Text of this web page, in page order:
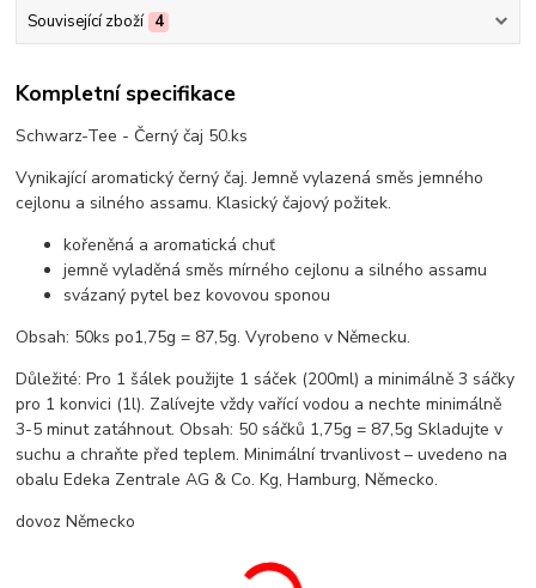
Související zboží 4
Kompletní specifikace
Schwarz-Tee - Černý čaj 50.ks
Vynikající aromatický černý čaj. Jemně vylazená směs jemného
cejlonu a silného assamu. Klasický čajový požitek.
kořeněná a aromatická chuť
jemně vyladěná směs mírného cejlonu a silného assamu
svázaný pytel bez kovovou sponou
Obsah: 50ks po1,75g = 87,5g. Vyrobeno v Německu.
Důležité: Pro 1 šálek použijte 1 sáček (200ml) a minimálně 3 sáčky
pro 1 konvici (1l). Zalívejte vždy vařící vodou a nechte minimálně
3-5 minut zatáhnout. Obsah: 50 sáčků 1,75g = 87,5g Skladujte v
suchu a chraňte před teplem. Minimální trvanlivost – uvedeno na
obalu Edeka Zentrale AG & Co. Kg, Hamburg, Německo.
dovoz Německo